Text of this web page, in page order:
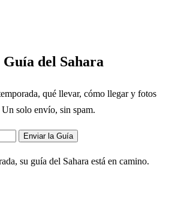
del Sahara
qué llevar, cómo llegar y fotos
solo envío, sin spam.
Enviar la Guía
su guía del Sahara está en camino.